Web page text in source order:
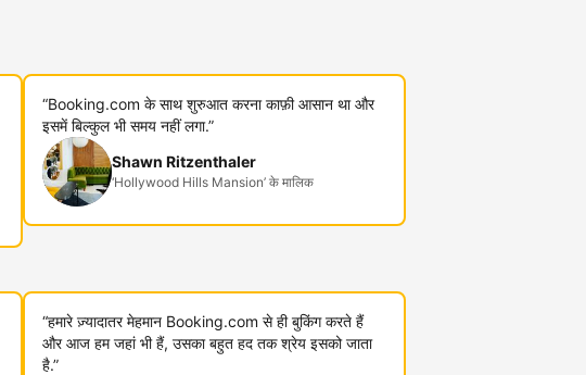
“Booking.com के साथ शुरुआत करना काफ़ी आसान था और
इसमें बिल्कुल भी समय नहीं लगा.”
Shawn Ritzenthaler
‘Hollywood Hills Mansion’ के मालिक
“हमारे ज़्यादातर मेहमान Booking.com से ही बुकिंग करते हैं
और आज हम जहां भी हैं, उसका बहुत हद तक श्रेय इसको जाता
है.”